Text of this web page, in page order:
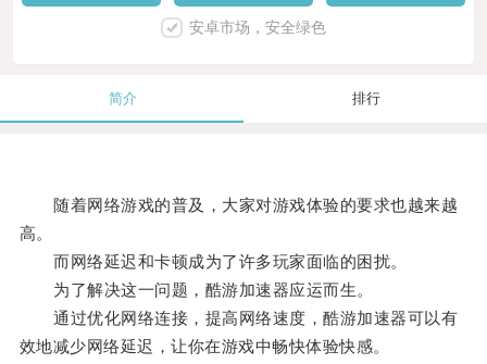
安卓市场，安全绿色
简介 排行
随着网络游戏的普及，大家对游戏体验的要求也越来越
高。
而网络延迟和卡顿成为了许多玩家面临的困扰。
为了解决这一问题，酷游加速器应运而生。
通过优化网络连接，提高网络速度，酷游加速器可以有
效地减少网络延迟，让你在游戏中畅快体验快感。